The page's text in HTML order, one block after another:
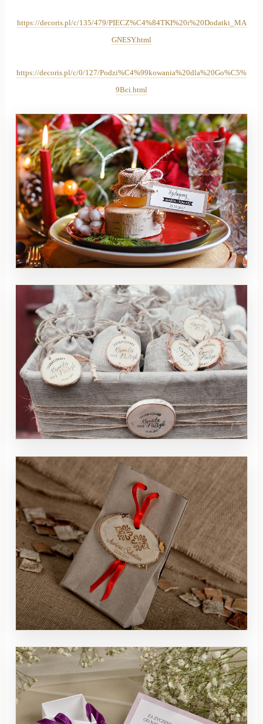
https://decoris.pl/c/135/479/PIECZ%C4%84TKI%20i%20Dodatki_MA
GNESY.html
https://decoris.pl/c/0/127/Podzi%C4%99kowania%20dla%20Go%C5%
9Bci.html